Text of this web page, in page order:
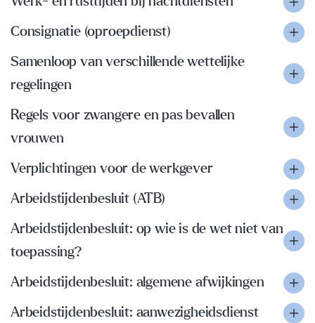
Consignatie (oproepdienst)
Samenloop van verschillende wettelijke
regelingen
Regels voor zwangere en pas bevallen
vrouwen
Verplichtingen voor de werkgever
Arbeidstijdenbesluit (ATB)
Arbeidstijdenbesluit: op wie is de wet niet van
toepassing?
Arbeidstijdenbesluit: algemene afwijkingen
Arbeidstijdenbesluit: aanwezigheidsdienst